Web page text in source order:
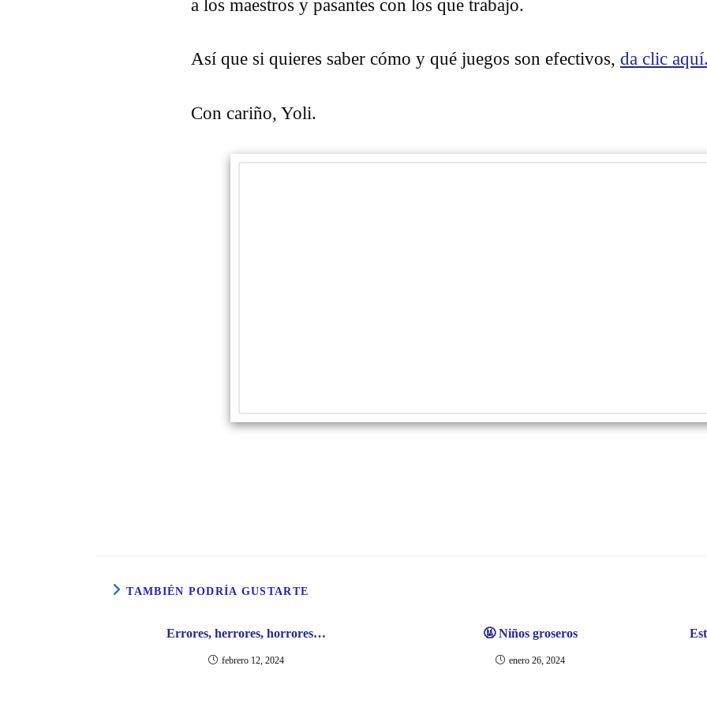
a los maestros y pasantes con los que trabajo.
Así que si quieres saber cómo y qué juegos son efectivos, da clic
Con cariño, Yoli.
TAMBIÉN PODRÍA GUSTARTE
Errores, herrores, horrores…
febrero 12, 2024
🤬 Niños groseros
enero 26, 2024